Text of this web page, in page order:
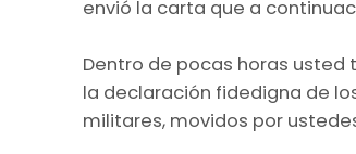
envió la carta que a
Dentro de pocas horas usted
la declaración fidedigna de
militares, movidos por